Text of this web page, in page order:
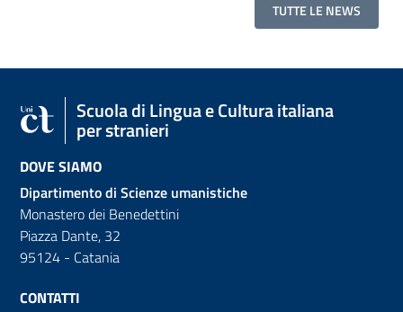
TUTTE LE NEWS
Scuola di Lingua e Cultura italiana
per stranieri
DOVE SIAMO
Dipartimento di Scienze umanistiche
Monastero dei Benedettini
Piazza Dante, 32
95124 - Catania
CONTATTI